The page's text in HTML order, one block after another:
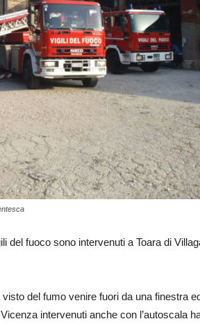
del fuoco sono intervenuti a Toara di
del fumo venire fuori da una finestra
intervenuti anche con l’autoscala